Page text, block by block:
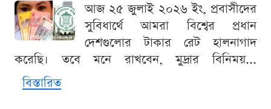
আজ ২৫ জুলাই ২০২৬ ইং, প্রবাসীদের
সুবিধার্থে আমরা বিশ্বের প্রধান
দেশগুলোর টাকার রেট হালনাগাদ
করেছি। তবে মনে রাখবেন, মুদ্রার বিনিময়...
বিস্তারিত